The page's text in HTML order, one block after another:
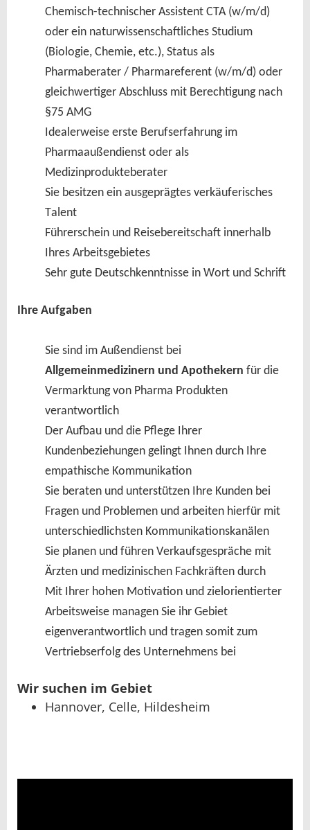
Chemisch-technischer Assistent CTA (w/m/d)
oder ein naturwissenschaftliches Studium
(Biologie, Chemie, etc.), Status als
Pharmaberater / Pharmareferent (w/m/d) oder
gleichwertiger Abschluss mit Berechtigung nach
§75 AMG
Idealerweise erste Berufserfahrung im
Pharmaaußendienst oder als
Medizinprodukteberater
Sie besitzen ein ausgeprägtes verkäuferisches
Talent
Führerschein und Reisebereitschaft innerhalb
Ihres Arbeitsgebietes
Sehr gute Deutschkenntnisse in Wort und Schrift
Ihre Aufgaben
Allgemeinmedizinern und Apothekern für die
Vermarktung von Pharma Produkten
verantwortlich
Der Aufbau und die Pflege Ihrer
Kundenbeziehungen gelingt Ihnen durch Ihre
empathische Kommunikation
Sie beraten und unterstützen Ihre Kunden bei
Fragen und Problemen und arbeiten hierfür mit
unterschiedlichsten Kommunikationskanälen
Sie planen und führen Verkaufsgespräche mit
Ärzten und medizinischen Fachkräften durch
Mit Ihrer hohen Motivation und zielorientierter
Arbeitsweise managen Sie ihr Gebiet
eigenverantwortlich und tragen somit zum
Vertriebserfolg des Unternehmens bei
Wir suchen im Gebiet
Hannover, Celle, Hildesheim